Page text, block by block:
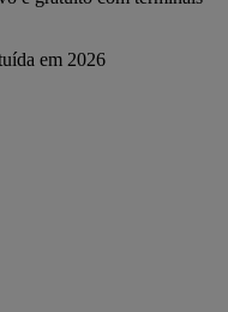
em 2026